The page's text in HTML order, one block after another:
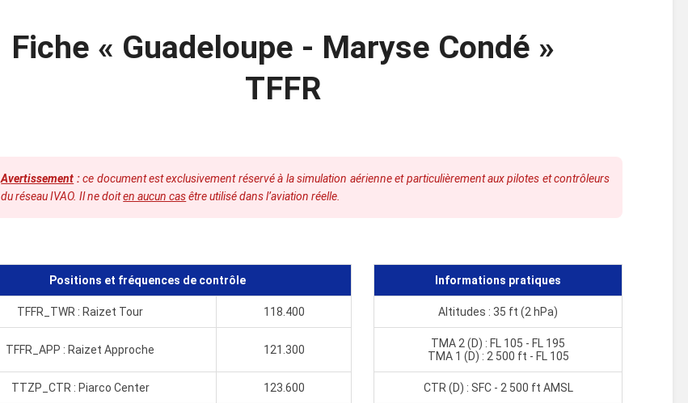
Fiche « Guadeloupe - Maryse Condé »
TFFR
Avertissement :ce document est exclusivement réservé à la simulation aérienne et particulièrement aux pilotes et contrôleurs
du réseau IVAO. Il ne doiten aucun casêtre utilisé dans l’aviation réelle.
Positions et fréquences de contrôle Informations pratiques
TFFR_TWR : Raizet Tour 118.400 Altitudes : 35 ft (2 hPa)
TFFR_APP : Raizet Approche 121.300
TMA 2 (D) : FL 105 - FL 195
TMA 1 (D) : 2 500 ft - FL 105
TTZP_CTR : Piarco Center 123.600 CTR (D) : SFC - 2 500 ft AMSL